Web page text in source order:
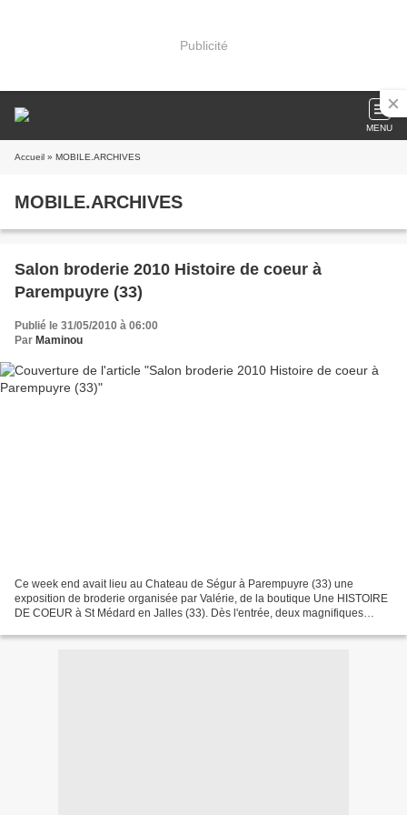
Publicité
MENU
Accueil » MOBILE.ARCHIVES
MOBILE.ARCHIVES
Salon broderie 2010 Histoire de coeur à
Parempuyre (33)
Publié le 31/05/2010 à 06:00
Par Maminou
Ce week end avait lieu au Chateau de Ségur à Parempuyre (33) une
exposition de broderie organisée par Valérie, de la boutique Une HISTOIRE
DE COEUR à St Médard en Jalles (33). Dès l'entrée, deux magnifiques